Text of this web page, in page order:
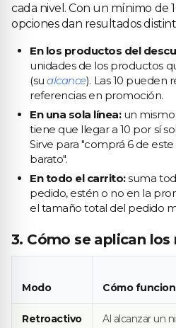
cada nivel. Con un mínimo de
opciones dan resultados
En los productos del
unidades de los productos
(sualcance). Las 10 pueden
referencias en promoción.
En una sola línea:un mismo
tiene que llegar a 10 por sí
Sirve para "comprá 6 de
barato".
En todo el carrito:suma
pedido, estén o no en la
el tamaño total del pedido
3. Cómo se aplican los
Modo Cómo
Retroactivo
Al alcanzar un